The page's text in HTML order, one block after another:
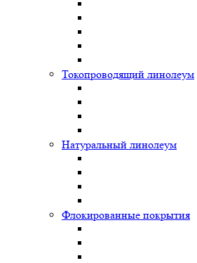
Токопроводящий линолеум
Натуральный линолеум
Флокированные покрытия